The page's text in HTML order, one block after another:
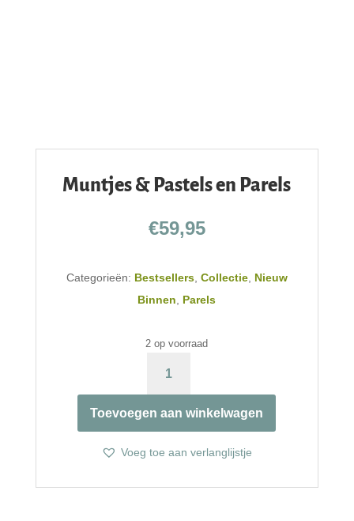
Muntjes & Pastels en Parels
€59,95
Categorieën: Bestsellers, Collectie, Nieuw
Binnen, Parels
2 op voorraad
PASTELS
EN
PARELS
AANTAL
Toevoegen aan winkelwagen
Voeg toe aan verlanglijstje